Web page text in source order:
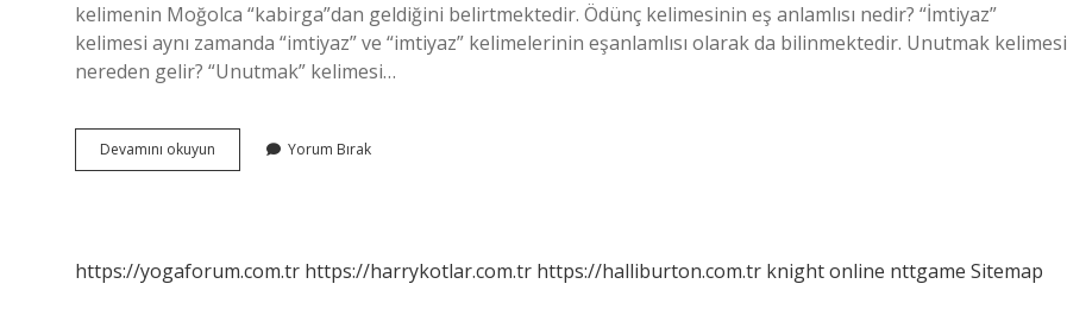
kelimenin Moğolca “kabirga”dan geldiğini belirtmektedir. Ödünç kelimesinin eş anlamlısı nedir? “İmtiyaz”
kelimesi aynı zamanda “imtiyaz” ve “imtiyaz” kelimelerinin eşanlamlısı olarak da bilinmektedir. Unutmak kelimesi
nereden gelir? “Unutmak” kelimesi…
Devamını okuyun
Kelimesi
Yorum Bırak
https://yogaforum.com.tr https://harrykotlar.com.tr https://halliburton.com.tr knight online nttgame Sitemap